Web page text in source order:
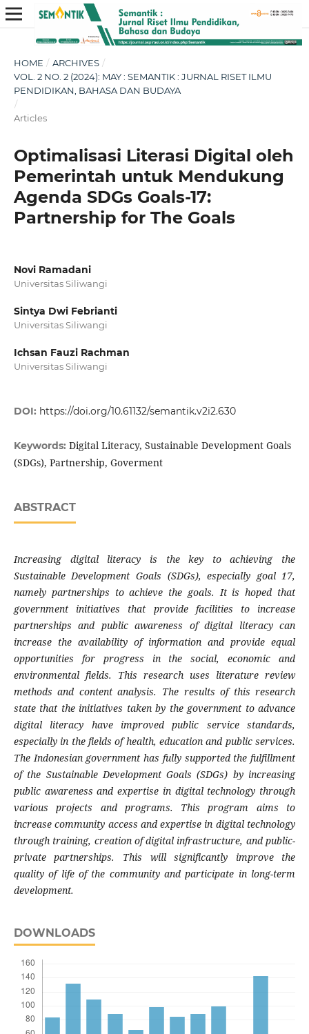
HOME / ARCHIVES /
VOL. 2 NO. 2 (2024): MAY : SEMANTIK : JURNAL RISET ILMU
PENDIDIKAN, BAHASA DAN BUDAYA
/
Articles
Optimalisasi Literasi Digital oleh
Pemerintah untuk Mendukung
Agenda SDGs Goals-17:
Partnership for The Goals
Novi Ramadani
Universitas Siliwangi
Sintya Dwi Febrianti
Universitas Siliwangi
Ichsan Fauzi Rachman
Universitas Siliwangi
DOI: https://doi.org/10.61132/semantik.v2i2.630
Keywords: Digital Literacy, Sustainable Development Goals
(SDGs), Partnership, Goverment
ABSTRACT
Increasing digital literacy is the key to achieving the
Sustainable Development Goals (SDGs), especially goal 17,
namely partnerships to achieve the goals. It is hoped that
government initiatives that provide facilities to increase
partnerships and public awareness of digital literacy can
increase the availability of information and provide equal
opportunities for progress in the social, economic and
environmental fields. This research uses literature review
methods and content analysis. The results of this research
state that the initiatives taken by the government to advance
digital literacy have improved public service standards,
especially in the fields of health, education and public services.
The Indonesian government has fully supported the fulfillment
of the Sustainable Development Goals (SDGs) by increasing
public awareness and expertise in digital technology through
various projects and programs. This program aims to
increase community access and expertise in digital technology
through training, creation of digital infrastructure, and public-
private partnerships. This will significantly improve the
quality of life of the community and participate in long-term
development.
DOWNLOADS